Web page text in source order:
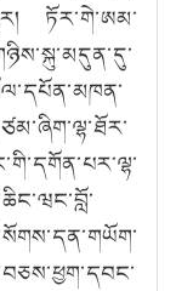
ཏོར་གེ་ཨམ་